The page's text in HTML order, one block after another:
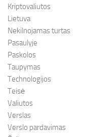
Kriptovaliutos
Lietuva
Nekilnojamas turtas
Pasaulyje
Paskolos
Taupymas
Technologijos
Teisė
Valiutos
Verslas
Verslo pardavimas